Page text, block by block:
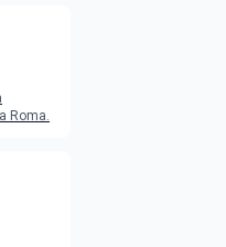
Roma.